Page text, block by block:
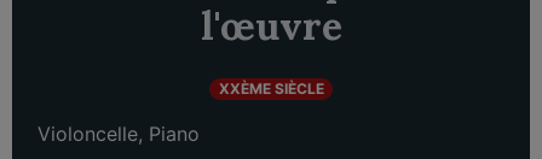
l'œuvre
XXÈME SIÈCLE
Violoncelle, Piano